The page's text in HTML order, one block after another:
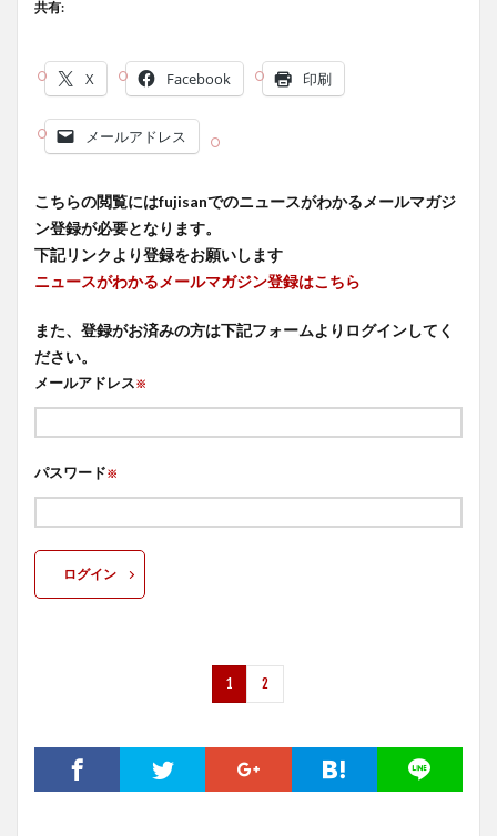
共有:
X Facebook 印刷
メールアドレス
こちらの閲覧にはfujisanでのニュースがわかるメールマガジ
ン登録が必要となります。
下記リンクより登録をお願いします
ニュースがわかるメールマガジン登録はこちら
また、登録がお済みの方は下記フォームよりログインしてく
ださい。
メールアドレス※
パスワード※
ログイン
1 2